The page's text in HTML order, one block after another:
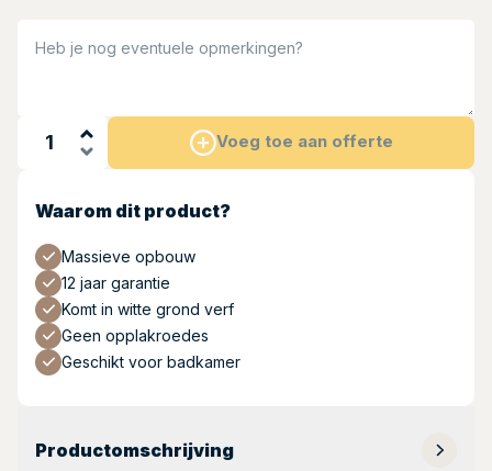
Heb je nog eventuele opmerkingen?
Voeg toe aan offerte
Waarom dit product?
Massieve opbouw
12 jaar garantie
Komt in witte grond verf
Geen opplakroedes
Geschikt voor badkamer
Productomschrijving